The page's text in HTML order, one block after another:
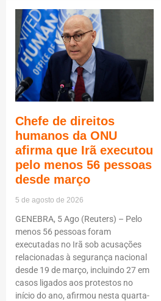
Chefe de direitos
humanos da ONU
afirma que Irã executou
pelo menos 56 pessoas
desde março
5 de agosto de 2026
GENEBRA, 5 Ago (Reuters) – Pelo
menos 56 pessoas foram
executadas no Irã sob acusações
relacionadas à segurança nacional
desde 19 de março, incluindo 27 em
casos ligados aos protestos no
início do ano, afirmou nesta quarta-